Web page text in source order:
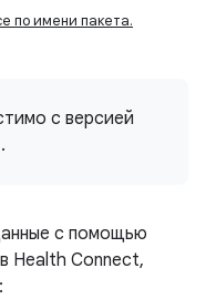
по имени пакета.
с версией
.
с помощью
Health Connect,